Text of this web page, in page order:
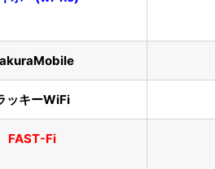
ッキーWiFi
FAST-Fi